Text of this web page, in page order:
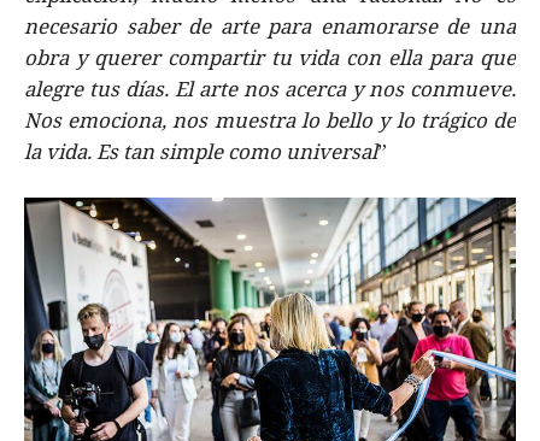
necesario saber de arte para enamorarse de una
obra y querer compartir tu vida con ella para que
alegre tus días. El arte nos acerca y nos conmueve.
Nos emociona, nos muestra lo bello y lo trágico de
la vida. Es tan simple como universal”